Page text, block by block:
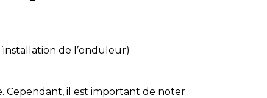
de l’onduleur)
Cependant, il est important de noter